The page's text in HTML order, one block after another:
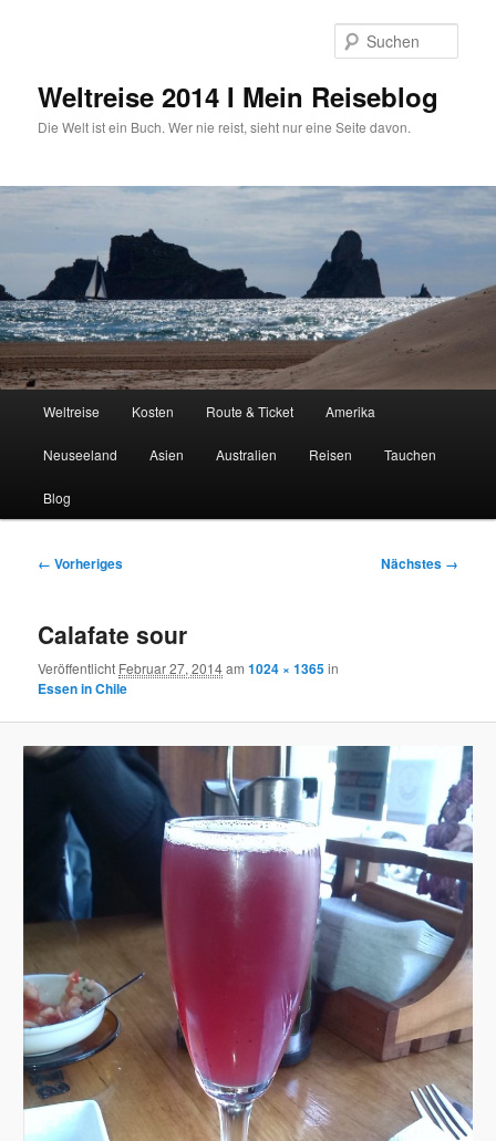
Weltreise 2014 I Mein Reiseblog
Die Welt ist ein Buch. Wer nie reist, sieht nur eine Seite davon.
Weltreise Kosten Route & Ticket Amerika
Neuseeland Asien Australien Reisen Tauchen
Blog
Bilder-
← Vorheriges Nächstes →
Calafate sour
Veröffentlicht Februar 27, 2014am1024 × 1365in
Essen in Chile